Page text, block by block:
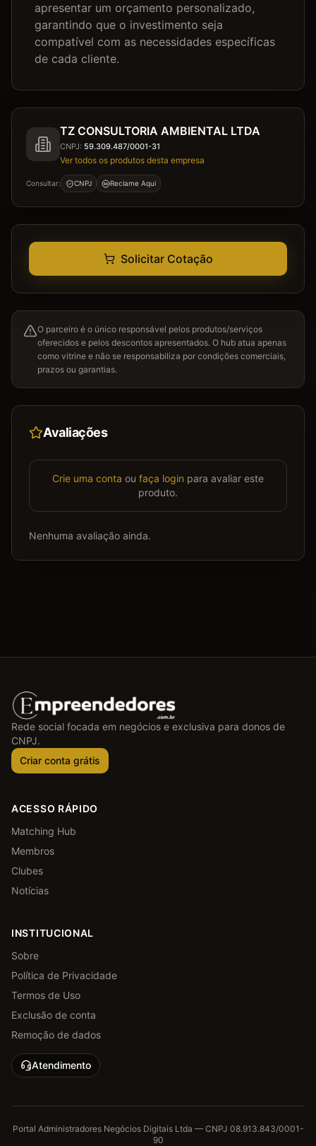
apresentar um orçamento personalizado,
garantindo que o investimento seja
compatível com as necessidades específicas
de cada cliente.
TZ CONSULTORIA AMBIENTAL LTDA
CNPJ: 59.309.487/0001-31
Ver todos os produtos desta empresa
Consultar: CNPJ RA Reclame Aqui
Solicitar Cotação
O parceiro é o único responsável pelos produtos/serviços
oferecidos e pelos descontos apresentados. O hub atua apenas
como vitrine e não se responsabiliza por condições comerciais,
prazos ou garantias.
Avaliações
Crie uma conta ou faça login para avaliar este
produto.
Nenhuma avaliação ainda.
Rede social focada em negócios e exclusiva para donos de
CNPJ.
Criar conta grátis
ACESSO RÁPIDO
Matching Hub
Membros
Clubes
Notícias
INSTITUCIONAL
Sobre
Política de Privacidade
Termos de Uso
Exclusão de conta
Remoção de dados
Atendimento
Portal Administradores Negócios Digitais Ltda — CNPJ 08.913.843/0001-
90